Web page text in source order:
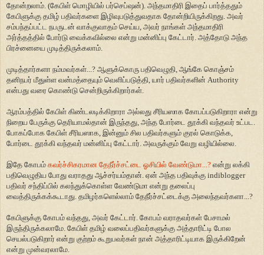
தோன்றலாம். (கேபிள் மொழியில் பர்செப்ஷன்). அந்தமாதிரி இதைப் பார்த்ததும்
கேபிளுக்கு தமிழ் பதிவர்களை இழிவுபடுத்துவதாக தோன்றியிருக்கிறது. அவர்
சம்பந்தப்பட்ட நபருடன் வாக்குவாதம் செய்ய, அவர் நாங்கள் அந்தமாதிரி
அர்த்தத்தில் போர்டு வைக்கவில்லை என்று மன்னிப்பு கேட்டார். அத்தோடு அந்த
பிரச்னையை முடித்திருக்கலாம்.
முடித்தார்களா நம்மவர்கள்...? ஆளுக்கொரு பதிவெழுதி, ஆங்கே கொஞ்சம்
தனிநபர் மீதுள்ள வன்மத்தையும் வெளிப்படுத்தி, யார் பதிவர்களின் Authority
என்பது வரை கொண்டு சென்றிருக்கிறார்கள்.
ஆரம்பத்தில் கேபிள் கிண்டலடிக்கிறாரா அல்லது சீரியஸாக கோபப்படுகிறாரா என்று
நிறைய பேருக்கு தெரியாமல்தான் இருந்தது, அந்த போர்டை தூக்கி வந்தவர் உட்பட.
போகப்போக கேபிள் சீரியஸாக, இன்னும் சில பதிவர்களும் குரல் கொடுக்க,
போர்டை தூக்கி வந்தவர் மன்னிப்பு கேட்டார் . அவருக்கும் வேறு வழியில்லை.
இதே கோபம் கவர்ச்சிகரமான தேநீர்ச்சட்டை ஓசியில் வேண்டுமா...? என்று லக்கி
பதிவெழுதிய போது வராதது ஆச்சர்யம்தான். ஏன் அந்த பதிவுக்கு indiblogger
பதிவர் சந்திப்பில் கலந்துக்கொள்ள வேண்டுமா என்று தலைப்பு
வைத்திருக்கக்கூடாது. தமிழர்களெல்லாம் தேநீர்ச்சட்டைக்கு அலைந்தவர்களா...?
கேபிளுக்கு கோபம் வந்தது, அவர் கேட்டார். கோபம் வராதவர்கள் பேசாமல்
இருந்திருக்கலாமே. கேபிள் தமிழ் வலைப்பதிவர்களுக்கு அத்தாரிட்டி போல
செயல்படுகிறார் என்று குற்றம் கூறுபவர்கள் நான் அத்தாரிட்டியாக இருக்கிறேன்
என்று முன்வரலாமே.